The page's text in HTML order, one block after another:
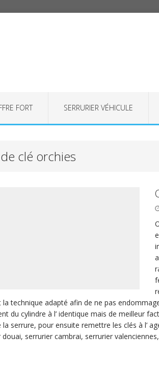
FORT SERRURIER VÉHICULE
clé orchies
technique adapté afin de ne pas
du cylindre à l’ identique mais de meilleur
la serrure, pour ensuite remettre les clés à l’
douai, serrurier cambrai, serrurier